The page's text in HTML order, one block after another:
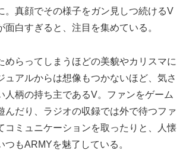
。真顔でその様子をガン見しつ続けるV
面白すぎると、注目を集めている。
めらってしまうほどの美貌やカリスマに
ュアルからは想像もつかないほど、気さ
人柄の持ち主であるV。ファンをゲーム
んだり、ラジオの収録では外で待つファ
コミュニケーションを取ったりと、人懐
つもARMYを魅了している。